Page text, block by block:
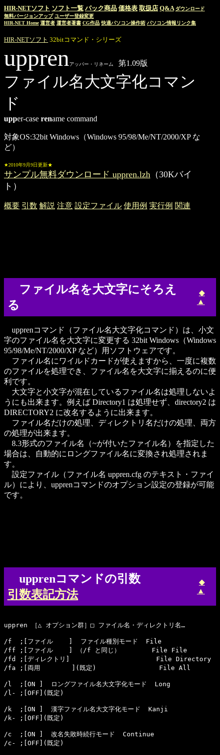
HIR-NETソフト ソフト一覧 パック商品 価格表 取扱店 Q&A ダウンロード
無料バージョンアップ ユーザー登録変更
HIR-NET Home 運営者 運営者著書 CG作品 快適パソコン操作術 パソコン情報リンク集
HIR-NETソフト 32bitコマンド・シリーズ
upprenアッパー・リネーム 第1.09版
ファイル名大文字化コマン
ド
upper-case rename command
対象OS:32bit Windows（Windows 95/98/Me/NT/2000/XP な
ど）
★2010年9月9日更新★
サンプル無料ダウンロード uppren.lzh （30Kバイ
ト）
概要 引数 解説 注意 設定ファイル 使用例 実行例 関連
ファイル名を大文字にそろえ
る
◆
▲
upprenコマンド（ファイル名大文字化コマンド）は、小文
字のファイル名を大文字に変更する 32bit Windows（Windows
95/98/Me/NT/2000/XP など）用ソフトウェアです。
ファイル名にワイルドカードが使えますから、一度に複数
のファイルを処理でき、ファイル名を大文字に揃えるのに便
利です。
大文字と小文字が混在しているファイル名は処理しないよ
うにも出来ます。例えば Directory1 は処理せず、directory2 は
DIRECTORY2 に改名するように出来ます。
ファイル名だけの処理、ディレクトリ名だけの処理、両方
の処理が出来ます。
8.3形式のファイル名（~が付いたファイル名）を指定した
場合は、自動的にロングファイル名に変換され処理されま
す。
設定ファイル（ファイル名 uppren.cfg のテキスト・ファイ
ル）により、upprenコマンドのオプション設定の登録が可能
です。
upprenコマンドの引数
引数表記方法
◆
▲
uppren ［△ オプション群］□ ファイル名・ディレクトリ名…
/f  ;[ファイル    ]  ファイル種別モード  File
/ff ;[ファイル    ] （/f と同じ）        File File
/fd ;[ディレクトリ]                      File Directory
/fa ;[両用        ](既定)                File All
/l  ;[ON ]  ロングファイル名大文字化モード  Long
/l- ;[OFF](既定)
/k  ;[ON ]  漢字ファイル名大文字化モード  Kanji
/k- ;[OFF](既定)
/c  ;[ON ]  改名失敗時続行モード  Continue
/c- ;[OFF](既定)